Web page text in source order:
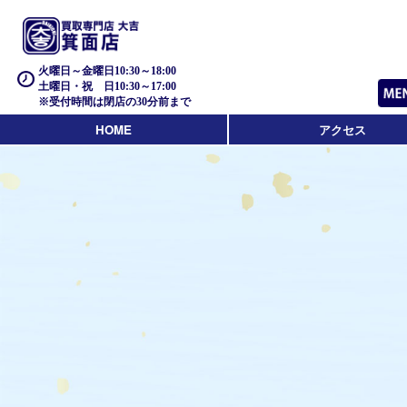
火曜日～金曜日10:30～18:00
土曜日・祝 日10:30～17:00
※受付時間は閉店の30分前まで
HOME アクセス